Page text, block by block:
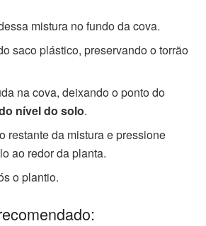
mistura no fundo da cova.
saco plástico, preservando o torrão
na cova, deixando o ponto do
nível do solo.
restante da mistura e pressione
ao redor da planta.
o plantio.